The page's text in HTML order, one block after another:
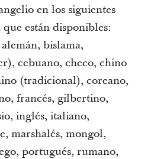
en los siguientes
están disponibles:
bislama,
cebuano, checo, chino
(tradicional), coreano,
francés, gilbertino,
inglés, italiano,
marshalés, mongol,
portugués, rumano,